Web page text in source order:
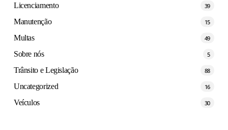
Licenciamento 39
Manutenção 15
Multas 49
Sobre nós 5
Trânsito e Legislação 88
Uncategorized 16
Veículos 30